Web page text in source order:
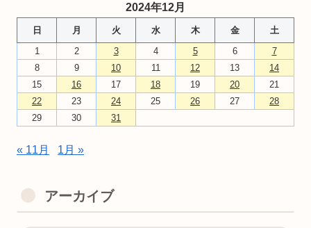
2024年12月
日 月 火 水 木 金
土
1
2 3 4 5 6
7
8
9 10 11 12 13
14
15
16 17 18 19 20
21
22
23 24 25 26 27
28
29
30 31
« 11月 1月 »
アーカイブ